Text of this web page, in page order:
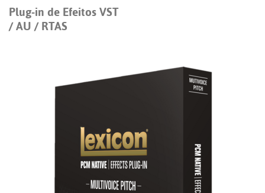
Idioma/Região
Plug-in de Efeitos VST
/ AU / RTAS